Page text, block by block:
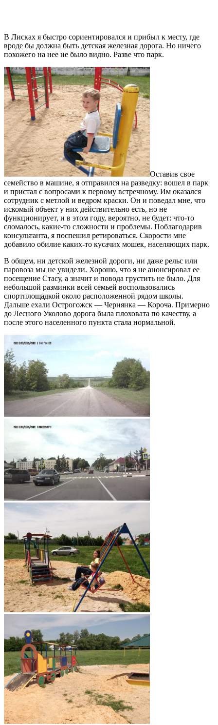
В Лисках я быстро сориентировался и прибыл к месту, где
вроде бы должна быть детская железная дорога. Но ничего
похожего на нее не было видно. Разве что парк.
Оставив свое
семейство в машине, я отправился на разведку: вошел в парк
и пристал с вопросами к первому встречному. Им оказался
сотрудник с метлой и ведром краски. Он и поведал мне, что
искомый объект у них действительно есть, но не
функционирует, и в этом году, вероятно, не будет: что-то
сломалось, какие-то сложности и проблемы. Поблагодарив
консультанта, я поспешил ретироваться. Скорости мне
добавило обилие каких-то кусачих мошек, населяющих парк.
В общем, ни детской железной дороги, ни даже рельс или
паровоза мы не увидели. Хорошо, что я не анонсировал ее
посещение Стасу, а значит и повода грустить не было. Для
небольшой разминки всей семьей воспользовались
спортплощадкой около расположенной рядом школы.
Дальше ехали Острогожск — Чернянка — Короча. Примерно
до Лесного Уколово дорога была плоховата по качеству, а
после этого населенного пункта стала нормальной.